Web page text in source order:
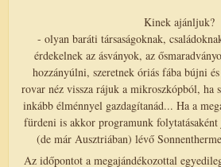
Kinek ajánljuk?
- olyan baráti társaságoknak,
érdekelnek az ásványok, az
hozzányúlni, szeretnek óriás fába bújni
rovar néz vissza rájuk a mikroszkópból, ha
inkább élménnyel gazdagítanád... Ha a
fürdeni is akkor programunk
(de már Ausztriában) lévő
Az időpontot a megajándékozottal